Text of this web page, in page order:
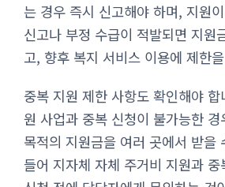
는 경우 즉시 신고해야 하며, 지원
신고나 부정 수급이 적발되면 지원
고, 향후 복지 서비스 이용에 제한
중복 지원 제한 사항도 확인해야
원 사업과 중복 신청이 불가능한
목적의 지원금을 여러 곳에서 받을
들어 지자체 자체 주거비 지원과